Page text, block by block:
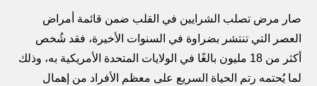
صار مرض تصلب الشرايين في القلب ضمن قائمة أمراض
العصر التي تنتشر بضراوة في السنوات الأخيرة، فقد شُخص
أكثر من 18 مليون بالغًا في الولايات المتحدة الأمريكية به، وذلك
لما يُحتمه رتم الحياة السريع على معظم الأفراد من إهمال